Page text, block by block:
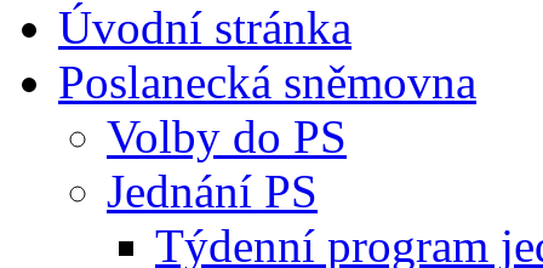
Úvodní stránka
Poslanecká sněmovna
Volby do PS
Jednání PS
Týdenní program